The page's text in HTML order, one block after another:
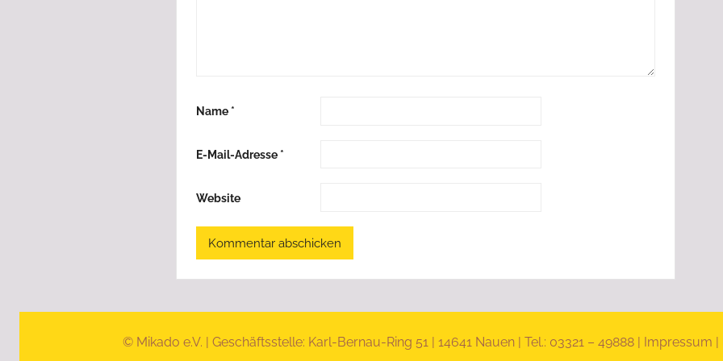
Name *
E-Mail-Adresse *
Website
© Mikado e.V. | Geschäftsstelle: Karl-Bernau-Ring 51 | 14641 Nauen | Tel.: 03321 – 49888 | Impressum |